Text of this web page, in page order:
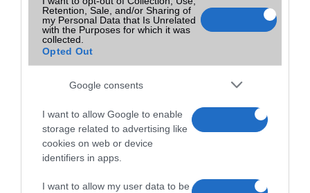
Retention, Sale, and/or Sharing of
my Personal Data that Is Unrelated
with the Purposes for which it was
collected.
Opted Out
Google consents
I want to allow Google to enable
storage related to advertising like
cookies on web or device
identifiers in apps.
I want to allow my user data to be
| (x)
Akciós a kínai gyártó egyik nagy sikerű modellje, eszméletlen jó áron
szerezhető be a Redmi Note 8T.
2020.05.16
| (x)
LS01-t.